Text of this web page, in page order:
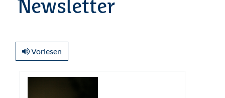
Newsletter
Vorlesen
Kursthemen
Allgemeines